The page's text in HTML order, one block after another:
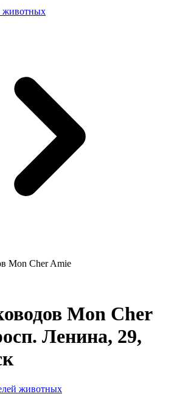
животных
Mon Cher Amie
Mon Cher
Ленина, 29,
животных